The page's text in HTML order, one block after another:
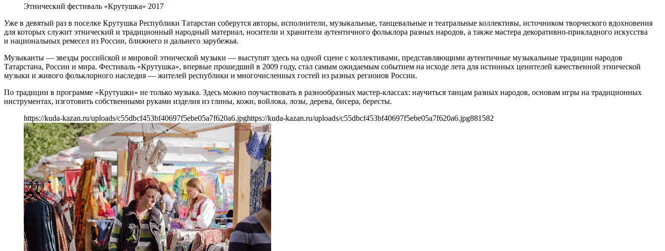
Этнический фестиваль «Крутушка» 2017
Уже в девятый раз в поселке Крутушка Республики Татарстан соберутся авторы, исполнители, музыкальные, танцевальные и театральные коллективы, источником творческого вдохновения
для которых служит этнический и традиционный народный материал, носители и хранители аутентичного фольклора разных народов, а также мастера декоративно-прикладного искусства
и национальных ремесел из России, ближнего и дальнего зарубежья.
Музыканты — звезды российской и мировой этнической музыки — выступят здесь на одной сцене с коллективами, представляющими аутентичные музыкальные традиции народов
Татарстана, России и мира. Фестиваль «Крутушка», впервые прошедший в 2009 году, стал самым ожидаемым событием на исходе лета для истинных ценителей качественной этнической
музыки и живого фольклорного наследия — жителей республики и многочисленных гостей из разных регионов России.
По традиции в программе «Крутушки» не только музыка. Здесь можно поучаствовать в разнообразных мастер-классах: научиться танцам разных народов, основам игры на традиционных
инструментах, изготовить собственными руками изделия из глины, кожи, войлока, лозы, дерева, бисера, бересты.
https://kuda-kazan.ru/uploads/c55dbcf453bf40697f5ebe05a7f620a6.jpghttps://kuda-kazan.ru/uploads/c55dbcf453bf40697f5ebe05a7f620a6.jpg881 582